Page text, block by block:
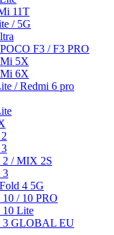
11T
/ 5G
F3 / F3 PRO
5X
6X
/ Redmi 6 pro
/ MIX 2S
3
4 5G
/ 10 PRO
10 Lite
3 GLOBAL EU